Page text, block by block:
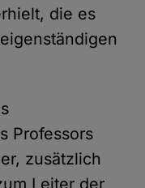
die es
Professors
zusätzlich